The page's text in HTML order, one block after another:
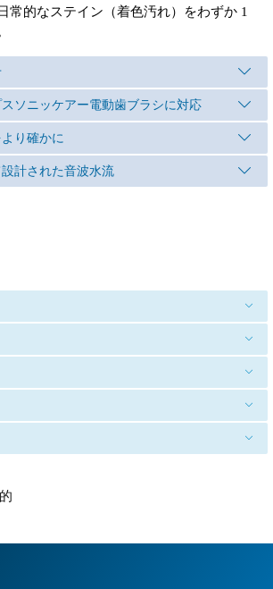
常的なステイン（着色汚れ）をわずか 1
ソニッケアー電動歯ブラシに対応
り確かに
計された音波水流